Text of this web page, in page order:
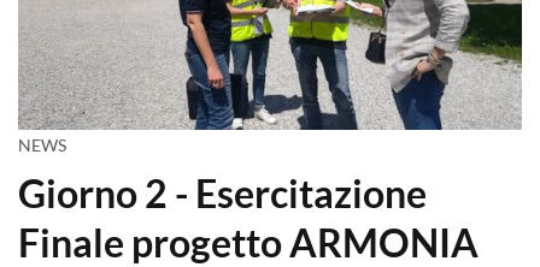
NEWS
Giorno 2 - Esercitazione
Finale progetto ARMONIA